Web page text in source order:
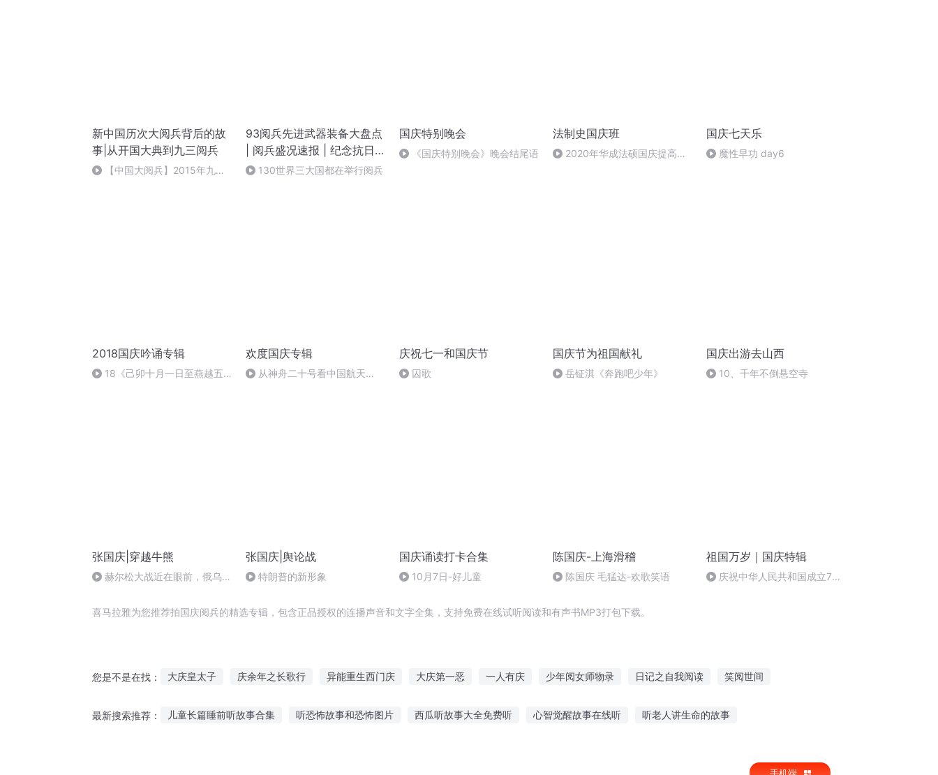
新中国历次大阅兵背后的故
事|从开国大典到九三阅兵
【中国大阅兵】2015年九三
93阅兵先进武器装备大盘点
| 阅兵盛况速报 | 纪念抗日
战争胜利80周年大阅兵
130世界三大国都在举行阅兵
国庆特别晚会
《国庆特别晚会》晚会结尾语
法制史国庆班
2020年华成法硕国庆提高班
国庆七天乐
魔性早功 day6
2018国庆吟诵专辑
18《己卯十月一日至燕越五
欢度国庆专辑
从神舟二十号看中国航天
庆祝七一和国庆节
囚歌
国庆节为祖国献礼
岳钲淇《奔跑吧少年》
国庆出游去山西
10、千年不倒悬空寺
张国庆|穿越牛熊
赫尔松大战近在眼前，俄乌冲
张国庆|舆论战
特朗普的新形象
国庆诵读打卡合集
10月7日-好儿童
陈国庆-上海滑稽
陈国庆 毛猛达-欢歌笑语
祖国万岁｜国庆特辑
庆祝中华人民共和国成立73
喜马拉雅为您推荐拍国庆阅兵的精选专辑，包含正品授权的连播声音和文字全集，支持免费在线试听阅读和有声书MP3打包下载。
您是不是在找： 大庆皇太子 庆余年之长歌行 异能重生西门庆 大庆第一恶 一人有庆 少年阅女师物录 日记之自我阅读 笑阅世间
最新搜索推荐： 儿童长篇睡前听故事合集 听恐怖故事和恐怖图片 西瓜听故事大全免费听 心智觉醒故事在线听 听老人讲生命的故事